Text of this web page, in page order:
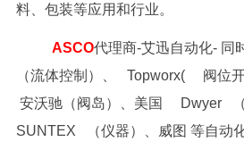
料、包装等应用和行业。
ASCO代理商-艾迅自动化- 同
（流体控制）、 Topworx( 阀位
安沃驰（阀岛）、美国 Dwyer
SUNTEX （仪器）、威图 等自动